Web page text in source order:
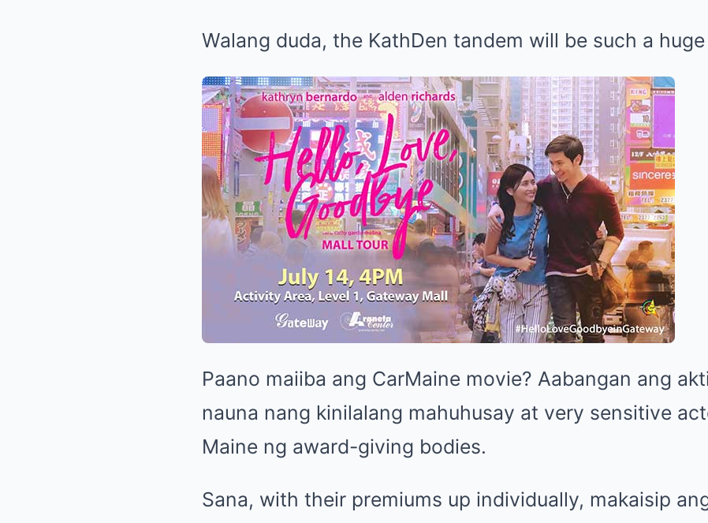
Walang duda, the KathDen tandem will be such a
Paano maiiba ang CarMaine movie? Aabangan ang
nauna nang kinilalang mahuhusay at very sensitive
Maine ng award-giving bodies.
Sana, with their premiums up individually, makaisip